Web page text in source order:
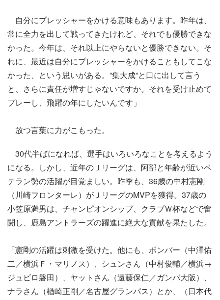
自分にプレッシャーをかける意味もあります。昨年は、
常に全力を出して戦ってきたけれど、それでも優勝できな
かった。今年は、それ以上にやらないと優勝できない。そ
れに、最近は自分にプレッシャーをかけることもしてこな
かった、という思いがある。”集大成”と口に出して言う
と、さらに責任が増すじゃないですか。それを受け止めて
プレーし、飛躍の年にしたいんです」
放つ言葉に力がこもった。
30代半ばになれば、選手はいろいろなことを考えるよう
になる。しかし、近年のＪリーグは、阿部と年齢が近いベ
テラン勢の活躍が目覚ましい。昨季も、36歳の中村憲剛
（川崎フロンターレ）がＪリーグのMVPを獲得。37歳の
小笠原満男は、チャンピオンシップ、クラブＷ杯などで奮
闘し、鹿島アントラーズの躍進に絶大な貢献を果たした。
「憲剛の活躍は刺激を受けた。他にも、ボンバー（中澤佑
二／横浜Ｆ・マリノス）、シュンさん（中村俊輔／横浜→
ジュビロ磐田）、ヤットさん（遠藤保仁／ガンバ大阪）、
ナラさん（楢崎正剛／名古屋グランパス）とか、（日本代